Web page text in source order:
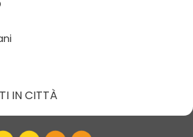
IN CITTÀ